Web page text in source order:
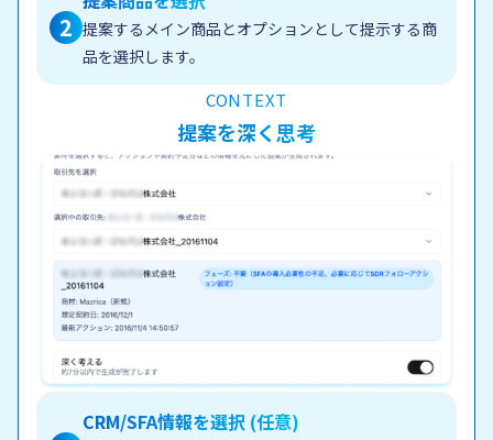
2 提案するメイン商品とオプションとして提示する商
品を選択します。
CONTEXT
提案を深く思考
CRM/SFA情報を選択 (任意)